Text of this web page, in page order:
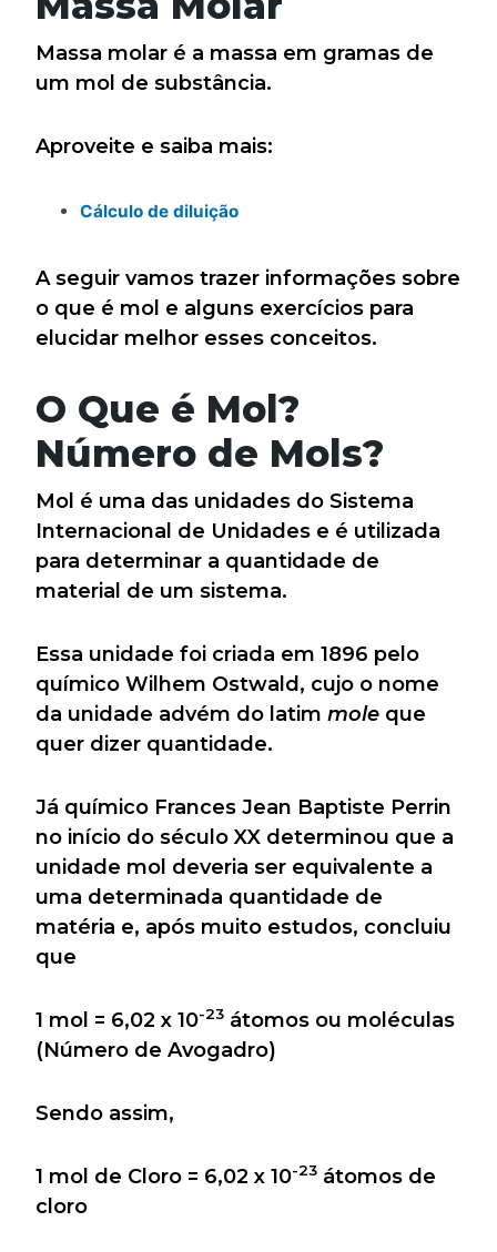
Massa molar é a massa em gramas de
um mol de substância.
Aproveite e saiba mais:
Cálculo de diluição
A seguir vamos trazer informações sobre
o que é mol e alguns exercícios para
elucidar melhor esses conceitos.
O Que é Mol?
Número de Mols?
Mol é uma das unidades do Sistema
Internacional de Unidades e é utilizada
para determinar a quantidade de
material de um sistema.
Essa unidade foi criada em 1896 pelo
químico Wilhem Ostwald, cujo o nome
da unidade advém do latim mole que
quer dizer quantidade.
Já químico Frances Jean Baptiste Perrin
no início do século XX determinou que a
unidade mol deveria ser equivalente a
uma determinada quantidade de
matéria e, após muito estudos, concluiu
que
1 mol = 6,02 x 10-23 átomos ou moléculas
(Número de Avogadro)
Sendo assim,
1 mol de Cloro = 6,02 x 10-23 átomos de
cloro